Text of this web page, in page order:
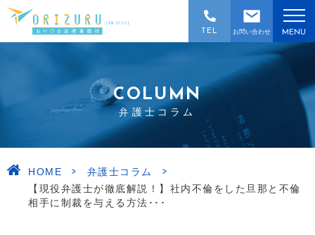
お問い合わせ
TEL MENU
COLUMN
弁護士コラム
HOME > 弁護士コラム >
【現役弁護士が徹底解説！】社内不倫をした旦那と不倫
相手に制裁を与える方法･･･